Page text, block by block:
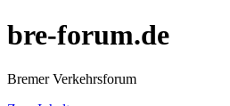
bre-forum.de
Bremer Verkehrsforum